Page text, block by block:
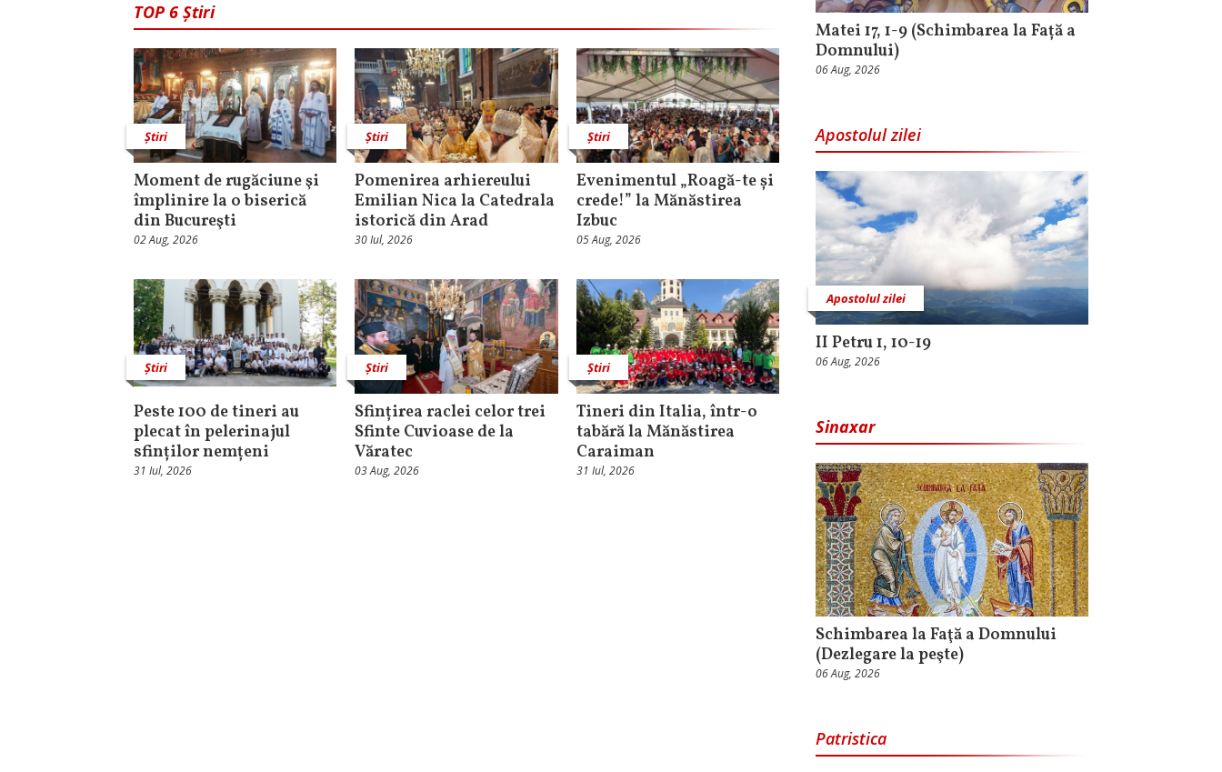
TOP 6 Știri
Știri
Moment de rugăciune şi
împlinire la o biserică
din Bucureşti
02 Aug, 2026
Știri
Pomenirea arhiereului
Emilian Nica la Catedrala
istorică din Arad
30 Iul, 2026
Știri
Evenimentul „Roagă-te și
crede!” la Mănăstirea
Izbuc
05 Aug, 2026
Știri
Peste 100 de tineri au
plecat în pelerinajul
sfinților nemțeni
31 Iul, 2026
Știri
Sfințirea raclei celor trei
Sfinte Cuvioase de la
Văratec
03 Aug, 2026
Știri
Tineri din Italia, într-o
tabără la Mănăstirea
Caraiman
31 Iul, 2026
Matei 17, 1-9 (Schimbarea la Față a
Domnului)
06 Aug, 2026
Apostolul zilei
Apostolul zilei
II Petru 1, 10-19
06 Aug, 2026
Sinaxar
Schimbarea la Faţă a Domnului
(Dezlegare la peşte)
06 Aug, 2026
Patristica